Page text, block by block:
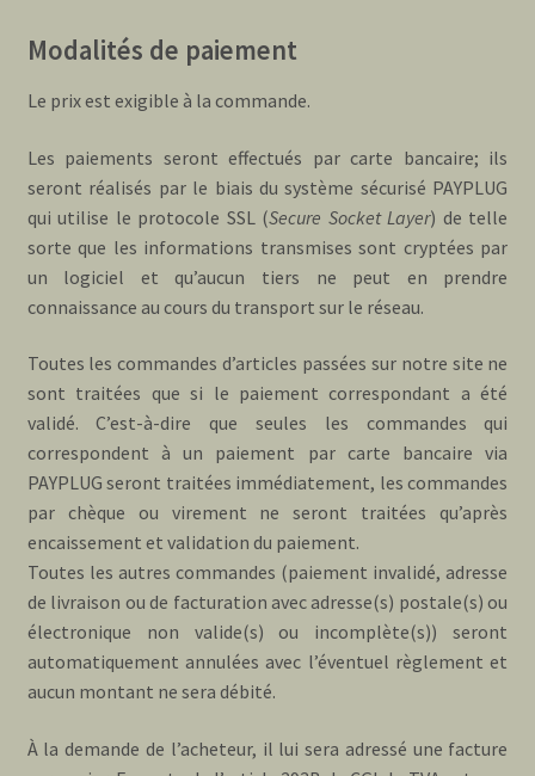
Modalités de paiement
Le prix est exigible à la commande.
Les paiements seront effectués par carte bancaire; ils
seront réalisés par le biais du système sécurisé PAYPLUG
qui utilise le protocole SSL (Secure Socket Layer) de telle
sorte que les informations transmises sont cryptées par
un logiciel et qu’aucun tiers ne peut en prendre
connaissance au cours du transport sur le réseau.
Toutes les commandes d’articles passées sur notre site ne
sont traitées que si le paiement correspondant a été
validé. C’est-à-dire que seules les commandes qui
correspondent à un paiement par carte bancaire via
PAYPLUG seront traitées immédiatement, les commandes
par chèque ou virement ne seront traitées qu’après
encaissement et validation du paiement.
Toutes les autres commandes (paiement invalidé, adresse
de livraison ou de facturation avec adresse(s) postale(s) ou
électronique non valide(s) ou incomplète(s)) seront
automatiquement annulées avec l’éventuel règlement et
aucun montant ne sera débité.
À la demande de l’acheteur, il lui sera adressé une facture